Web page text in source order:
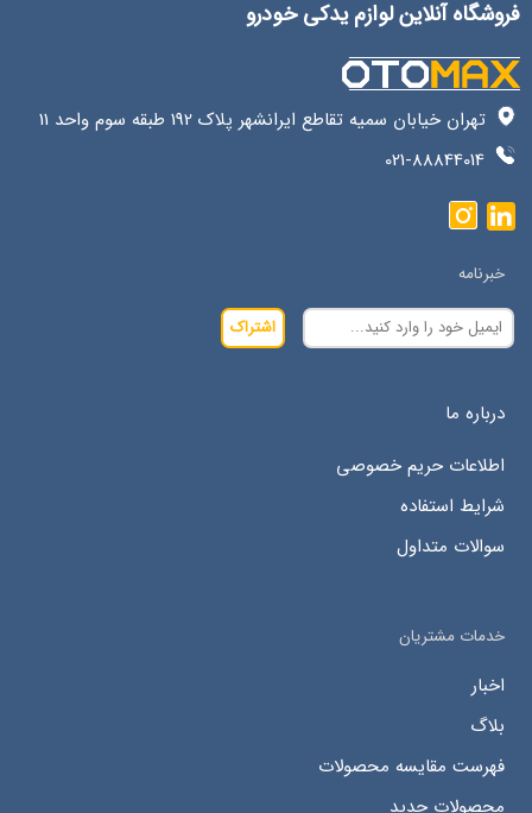
فروشگاه آنلاین لوازم یدکی خودرو
تهران خیابان سمیه تقاطع ایرانشهر پلاک 192 طبقه سوم واحد 11
021-88844014
خبرنامه
اشتراک
درباره ما
اطلاعات حریم خصوصی
شرایط استفاده
سوالات متداول
خدمات مشتریان
اخبار
بلاگ
فهرست مقایسه محصولات
محصولات جدید